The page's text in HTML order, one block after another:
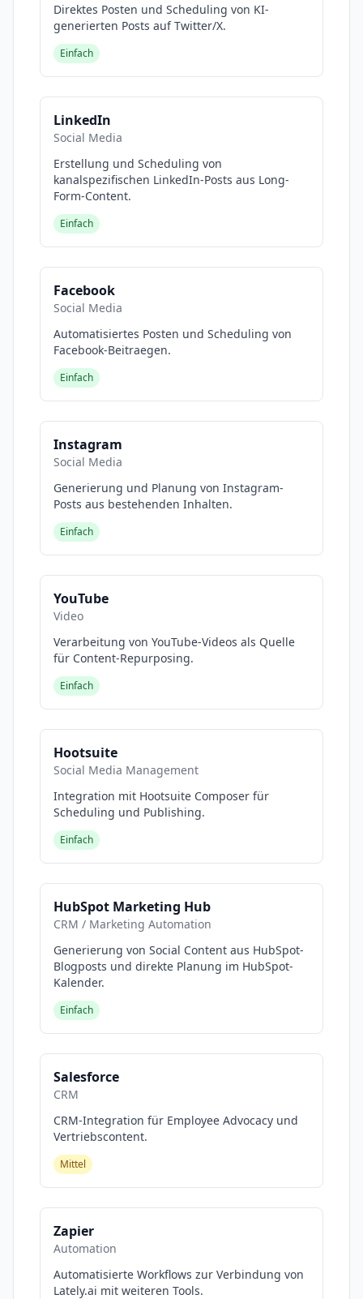
Direktes Posten und Scheduling von KI-
generierten Posts auf Twitter/X.
Einfach
LinkedIn
Social Media
Erstellung und Scheduling von
kanalspezifischen LinkedIn-Posts aus Long-
Form-Content.
Einfach
Facebook
Social Media
Automatisiertes Posten und Scheduling von
Facebook-Beitraegen.
Einfach
Instagram
Social Media
Generierung und Planung von Instagram-
Posts aus bestehenden Inhalten.
Einfach
YouTube
Video
Verarbeitung von YouTube-Videos als Quelle
für Content-Repurposing.
Einfach
Hootsuite
Social Media Management
Integration mit Hootsuite Composer für
Scheduling und Publishing.
Einfach
HubSpot Marketing Hub
CRM / Marketing Automation
Generierung von Social Content aus HubSpot-
Blogposts und direkte Planung im HubSpot-
Kalender.
Einfach
Salesforce
CRM
CRM-Integration für Employee Advocacy und
Vertriebscontent.
Mittel
Zapier
Automation
Automatisierte Workflows zur Verbindung von
Lately.ai mit weiteren Tools.